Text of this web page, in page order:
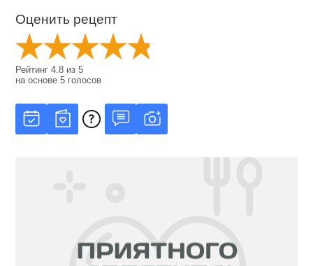
Оценить рецепт
Рейтинг4.8 из5
на основе5 голосов